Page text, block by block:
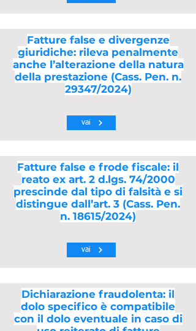
Fatture false e divergenze
giuridiche: rileva penalmente
anche l’alterazione della natura
della prestazione (Cass. Pen. n.
29347/2024)
vai
Fatture false e frode fiscale: il
reato ex art. 2 d.lgs. 74/2000
prescinde dal tipo di falsità e si
distingue dall’art. 3 (Cass. Pen.
n. 18615/2024)
vai
Dichiarazione fraudolenta: il
dolo specifico è compatibile
con il dolo eventuale in caso di